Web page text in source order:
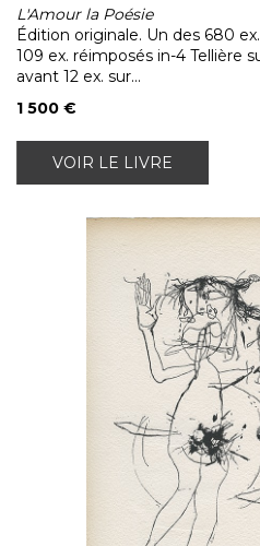
L'Amour la Poésie
Édition originale. Un des 680
109 ex. réimposés in-4 Tellière
avant 12 ex. sur...
1 500 €
VOIR LE LIVRE